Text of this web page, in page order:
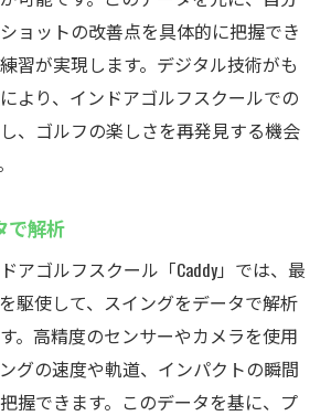
ョットの改善点を具体的に把握でき
習が実現します。デジタル技術がも
より、インドアゴルフスクールでの
、ゴルフの楽しさを再発見する機会
で解析
アゴルフスクール「Caddy」では、最
駆使して、スイングをデータで解析
。高精度のセンサーやカメラを使用
グの速度や軌道、インパクトの瞬間
握できます。このデータを基に、プ